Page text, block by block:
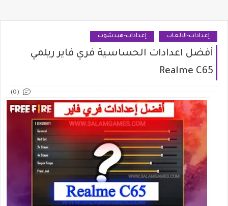
إعدادات-الالعاب إعدادات-هيدشوت
أفضل اعدادات الحساسية فري فاير ريلمي
Realme C65
(0)